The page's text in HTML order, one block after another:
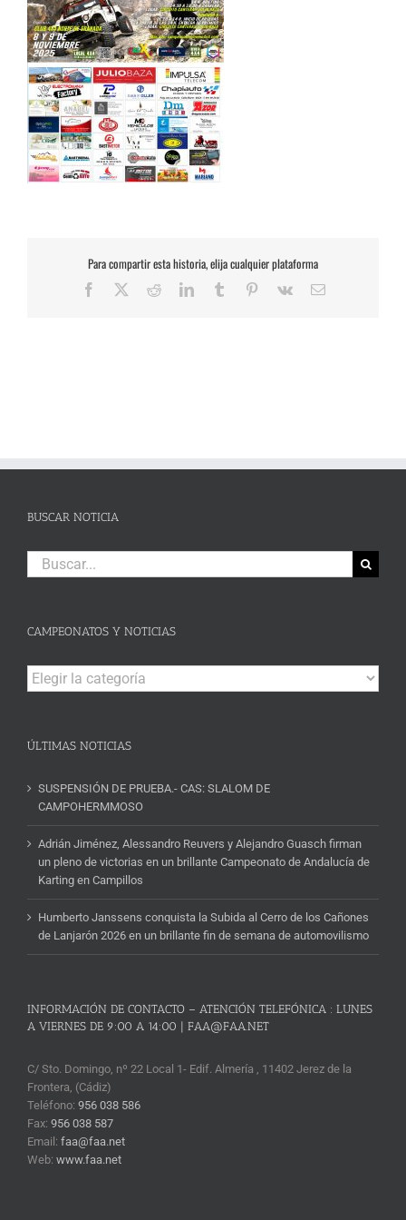
Para compartir esta historia, elija cualquier plataforma
Facebook RedditLinkedInTumblr Pinterest
Vk
Correo
BUSCAR NOTICIA
Buscar:
CAMPEONATOS Y NOTICIAS
Campeonatos
y
ÚLTIMAS NOTICIAS
SUSPENSIÓN DE PRUEBA.- CAS: SLALOM DE
CAMPOHERMMOSO
Adrián Jiménez, Alessandro Reuvers y Alejandro Guasch firman
un pleno de victorias en un brillante Campeonato de Andalucía de
Karting en Campillos
Humberto Janssens conquista la Subida al Cerro de los Cañones
de Lanjarón 2026 en un brillante fin de semana de automovilismo
INFORMACIÓN DE CONTACTO – ATENCIÓN TELEFÓNICA : LUNES
A VIERNES DE 9:00 A 14:00 | FAA@FAA.NET
C/ Sto. Domingo, nº 22 Local 1- Edif. Almería , 11402 Jerez de la
Frontera, (Cádiz)
Teléfono: 956 038 586
Fax: 956 038 587
Email: faa@faa.net
Web: www.faa.net